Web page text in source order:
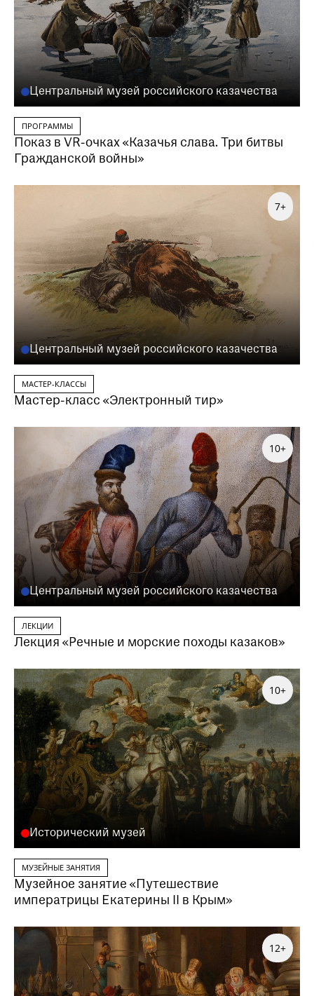
Заказать данную образовательную программу
можно по телефону
+7 (495) 692-37-31
Или написав нам на почту
visitor@shm.ru
Центральный музей российского казачества
ПРОГРАММЫ
Показ в VR-очках «Казачья слава. Три битвы
Гражданской войны»
Центральный музей российского казачества
7+
МАСТЕР-КЛАССЫ
Мастер-класс «Электронный тир»
Центральный музей российского казачества
10+
ЛЕКЦИИ
Лекция «Речные и морские походы казаков»
Исторический музей
10+
МУЗЕЙНЫЕ ЗАНЯТИЯ
Музейное занятие «Путешествие
императрицы Екатерины II в Крым»
12+